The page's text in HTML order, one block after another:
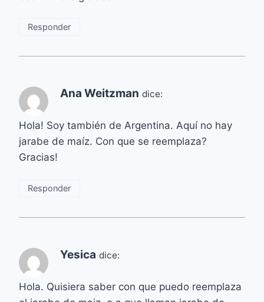
Responder
Ana Weitzman dice:
Hola! Soy también de Argentina. Aquí no hay
jarabe de maíz. Con que se reemplaza?
Gracias!
Responder
Yesica dice:
Hola. Quisiera saber con que puedo reemplaza